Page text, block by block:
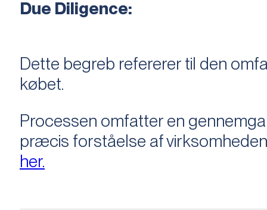
Due Diligence:
Dette begreb refererer til den
købet.
Processen omfatter en
præcis forståelse af
her.